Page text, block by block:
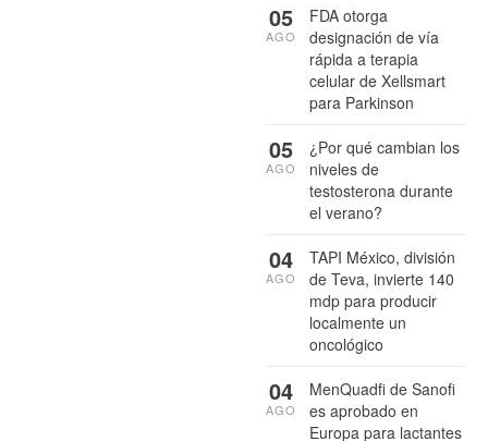
FDA otorga
designación de vía
rápida a terapia
celular de Xellsmart
para Parkinson
05
AGO
¿Por qué cambian los
niveles de
testosterona durante
el verano?
05
AGO
TAPI México, división
de Teva, invierte 140
mdp para producir
localmente un
oncológico
04
AGO
MenQuadfi de Sanofi
es aprobado en
Europa para lactantes
04
AGO